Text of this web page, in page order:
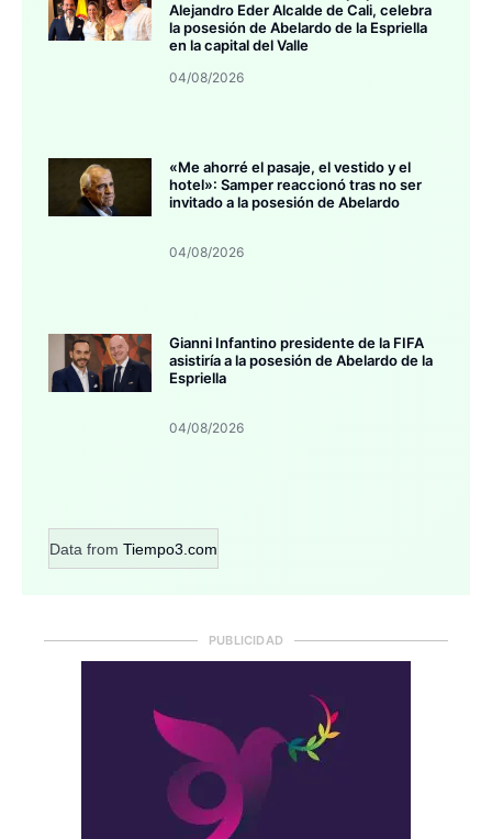
Alejandro Eder Alcalde de Cali, celebra
la posesión de Abelardo de la Espriella
en la capital del Valle
04/08/2026
«Me ahorré el pasaje, el vestido y el
hotel»: Samper reaccionó tras no ser
invitado a la posesión de Abelardo
04/08/2026
Gianni Infantino presidente de la FIFA
asistiría a la posesión de Abelardo de la
Espriella
04/08/2026
Data from Tiempo3.com
PUBLICIDAD